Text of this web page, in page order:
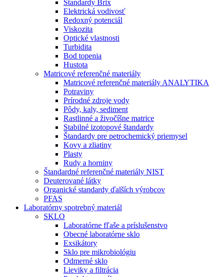
Štandardy Brix
Elektrická vodivosť
Redoxný potenciál
Viskozita
Optické vlastnosti
Turbidita
Bod topenia
Hustota
Matricové referenčné materiály
Matricové referenčné materiály ANALYTIKA
Potraviny
Prírodné zdroje vody
Pôdy, kaly, sediment
Rastlinné a živočíšne matrice
Stabilné izotopové štandardy
Štandardy pre petrochemický priemysel
Kovy a zliatiny
Plasty
Rudy a horniny
Štandardné referenčné materiály NIST
Deuterované látky
Organické standardy ďalších výrobcov
PFAS
Laboratórny spotrebný materiál
SKLO
Laboratórne fľaše a príslušenstvo
Obecné laboratórne sklo
Exsikátory
Sklo pre mikrobiológiu
Odmerné sklo
Lieviky a filtrácia